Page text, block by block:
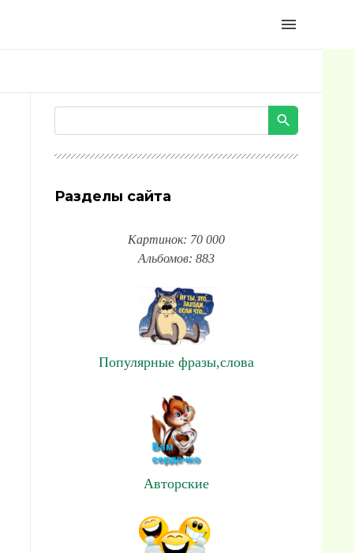
menu
Разделы сайта
Картинок: 70 000
Альбомов: 883
Популярные фразы,слова
Авторские